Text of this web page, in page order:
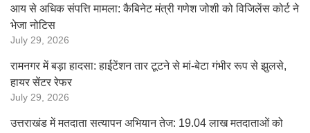
आय से अधिक संपत्ति मामला: कैबिनेट मंत्री गणेश जोशी को विजिलेंस कोर्ट ने
भेजा नोटिस
July 29, 2026
रामनगर में बड़ा हादसा: हाईटेंशन तार टूटने से मां-बेटा गंभीर रूप से झुलसे,
हायर सेंटर रेफर
July 29, 2026
उत्तराखंड में मतदाता सत्यापन अभियान तेज: 19.04 लाख मतदाताओं को